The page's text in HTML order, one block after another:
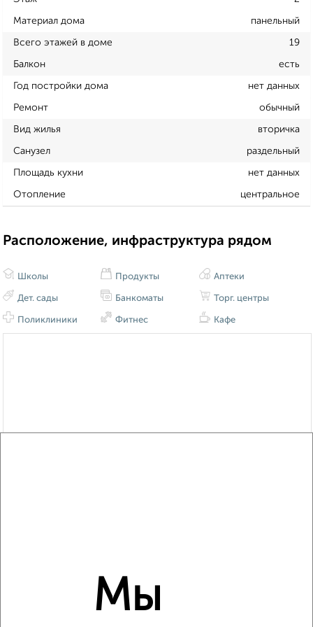
Материал дома панельный
Всего этажей в доме 19
Балкон есть
Год постройки дома нет данных
Ремонт обычный
Вид жилья вторичка
Санузел раздельный
Площадь кухни нет данных
Отопление центральное
Расположение, инфраструктура рядом
Школы
Дет. сады
Поликлиники
Продукты
Банкоматы
Фитнес
Аптеки
Торг. центры
Кафе
Мы